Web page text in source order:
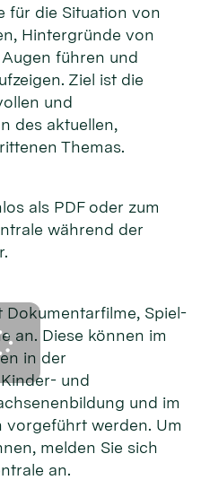
für die Situation von
Hintergründe von
führen und
Ziel ist die
und
des aktuellen,
Themas.
als PDF oder zum
während der
Dokumentarfilme, Spiel-
an. Diese können im
in der
und
und im
werden. Um
melden Sie sich
an.